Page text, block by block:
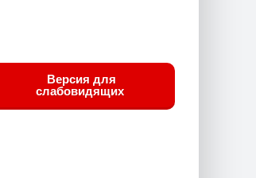
Версия для
слабовидящих